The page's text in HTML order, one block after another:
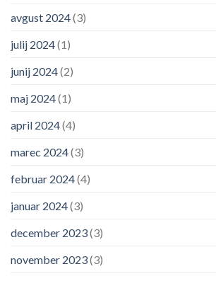
avgust 2024(3)
julij 2024(1)
junij 2024(2)
maj 2024(1)
april 2024(4)
marec 2024(3)
februar 2024(4)
januar 2024(3)
december 2023(3)
november 2023(3)